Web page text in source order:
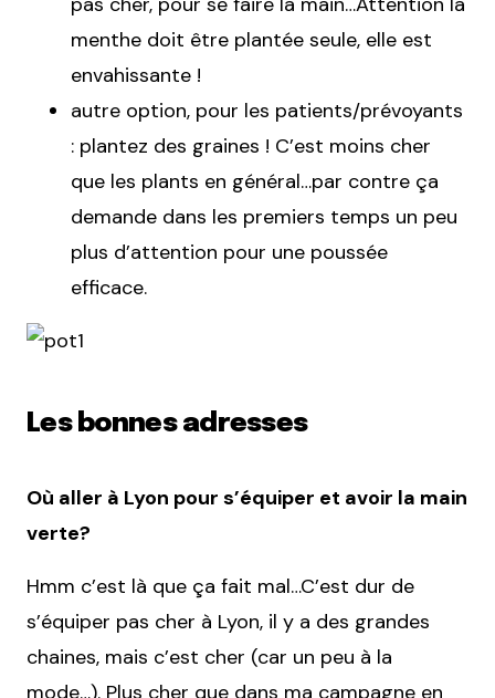
menthe doit être plantée seule, elle est
envahissante !
autre option, pour les patients/prévoyants
: plantez des graines ! C’est moins cher
que les plants en général…par contre ça
demande dans les premiers temps un peu
plus d’attention pour une poussée
efficace.
Les bonnes adresses
Où aller à Lyon pour s’équiper et avoir la main
verte?
Hmm c’est là que ça fait mal…C’est dur de
s’équiper pas cher à Lyon, il y a des grandes
chaines, mais c’est cher (car un peu à la
mode…). Plus cher que dans ma campagne en